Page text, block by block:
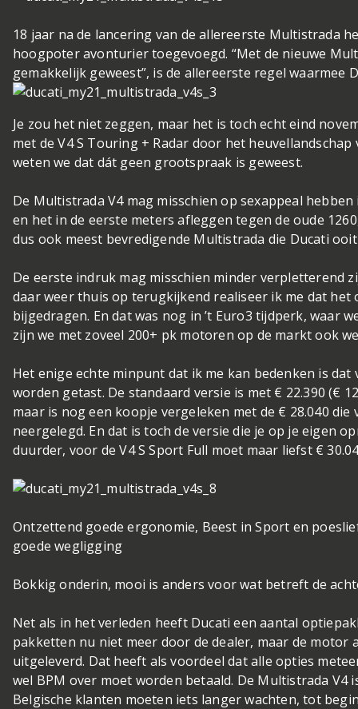
18 jaar na de lancering van de allereerste Multistrada
hoogpoter avonturier toegevoegd. “Met de nieuwe
gemakkelijk geweest”, is de allereerste regel waarmee
Je zou het niet zeggen, maar het is toch echt eind
met de V4 S Touring + Radar door het
weten we dat dát geen grootspraak is geweest.
De Multistrada V4 mag misschien op sexappeal
en het in de eerste meters afleggen tegen de oude
dus ook meest bevredigende Multistrada die Ducati
De eerste indruk mag misschien minder verpletterend
daar weer thuis op terugkijkend realiseer ik me dat
bijgedragen. En dat was nog in ’t Euro3 tijdperk, waar
zijn we met zoveel 200+ pk motoren op de markt ook
Het enige echte minpunt dat ik me kan bedenken is
worden getast. De standaard versie is met € 22.390 (€
maar is nog een koopje vergeleken met de € 28.040
neergelegd. En dat is toch de versie die je op je eigen
duurder, voor de V4 S Sport Full moet maar liefst €
Ontzettend goede ergonomie, Beest in Sport en
goede wegligging
Bokkig onderin, mooi is anders voor wat betreft de
Net als in het verleden heeft Ducati een aantal
pakketten nu niet meer door de dealer, maar de
uitgeleverd. Dat heeft als voordeel dat alle opties
wel BPM over moet worden betaald. De Multistrada V4
Belgische klanten moeten iets langer wachten, tot